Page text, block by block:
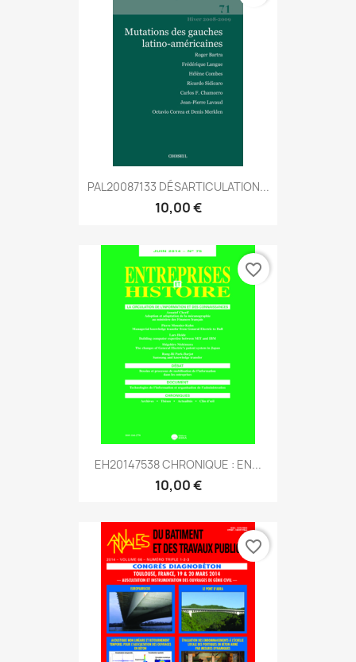
PAL20087133 DÉSARTICULATION...
10,00 €
EH20147538 CHRONIQUE : EN...
10,00 €
favorite_border
favorite_border